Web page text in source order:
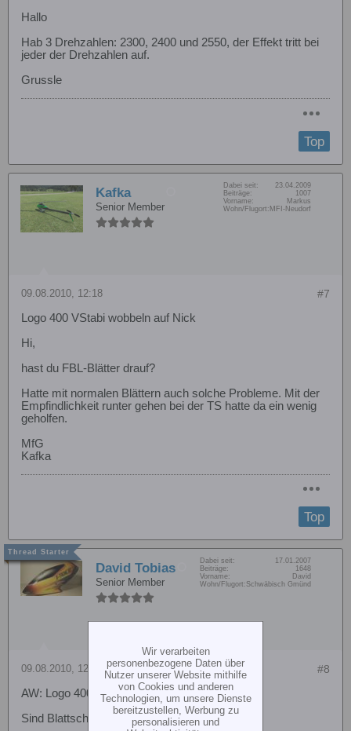
Hallo
Hab 3 Drehzahlen: 2300, 2400 und 2550, der Effekt tritt bei
jeder der Drehzahlen auf.
Grussle
Top
Kafka
Senior Member
Dabei seit:
23.04.2009
Beiträge:
1007
Vorname:
Markus
Wohn/Flugort: MFI-Neudorf
#7
09.08.2010, 12:18
Logo 400 VStabi wobbeln auf Nick
Hi,
hast du FBL-Blätter drauf?
Hatte mit normalen Blättern auch solche Probleme. Mit der
Empfindlichkeit runter gehen bei der TS hatte da ein wenig
geholfen.
MfG
Kafka
Top
David Tobias
Senior Member
Dabei seit:
17.01.2007
Beiträge:
1648
Vorname:
David
Wohn/Flugort: Schwäbisch Gmünd
#8
09.08.2010, 12:26
AW: Logo 400 VStabi wobbeln auf Nick
Sind Blattschmied Ultra FBL drauf.
Wir verarbeiten
personenbezogene Daten über
Nutzer unserer Website mithilfe
von Cookies und anderen
Technologien, um unsere Dienste
bereitzustellen, Werbung zu
personalisieren und